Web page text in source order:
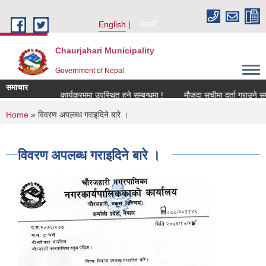
English
नेपाली
Chaurjahari Municipality
Government of Nepal
समाचार
कार्यक्रममा उपस्थित हुने सम्बन्धमा ! मौजुदा सूचीमा दर्ता गराउने सम्बन्धी
You are here
Home » विवरण अपलब्ध गराइदिने बारे ।
विवरण अपलब्ध गराइदिने बारे ।